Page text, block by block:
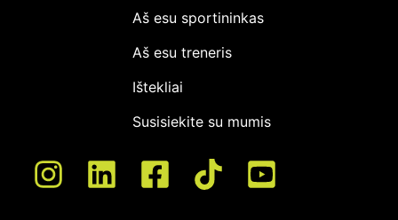
Aš esu sportininkas
Aš esu treneris
Ištekliai
Susisiekite su mumis